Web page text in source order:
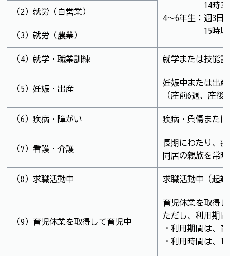
14時30分以
4～6年生：週3日
15時以降も
（2）就労（自営業）
（3）就労（農業）
（4）就学・職業訓練 就学または技能
（5）妊娠・出産
妊娠中または出
（産前6週、産後
（6）疾病・障がい 疾病・負傷また
（7）看護・介護
長期にわたり、
同居の親族を常
（8）求職活動中 求職活動中（起
（9）育児休業を取得して育児中
育児休業を取得
ただし、利用期
・利用期間は、
・利用時間は、